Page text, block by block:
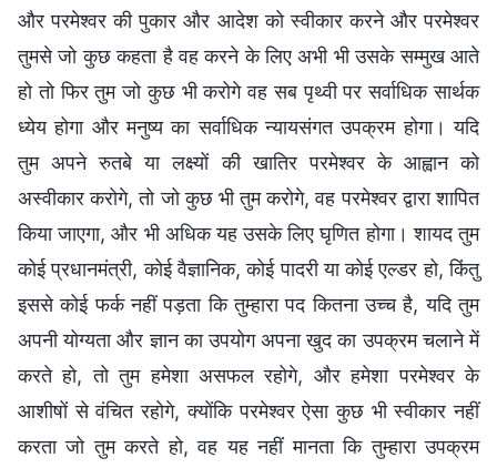
और परमेश्वर की पुकार और आदेश को स्वीकार करने और परमेश्वर
तुमसे जो कुछ कहता है वह करने के लिए अभी भी उसके सम्मुख आते
हो तो फिर तुम जो कुछ भी करोगे वह सब पृथ्वी पर सर्वाधिक सार्थक
ध्येय होगा और मनुष्य का सर्वाधिक न्यायसंगत उपक्रम होगा। यदि
तुम अपने रुतबे या लक्ष्यों की खातिर परमेश्वर के आह्वान को
अस्वीकार करोगे, तो जो कुछ भी तुम करोगे, वह परमेश्वर द्वारा शापित
किया जाएगा, और भी अधिक यह उसके लिए घृणित होगा। शायद तुम
कोई प्रधानमंत्री, कोई वैज्ञानिक, कोई पादरी या कोई एल्डर हो, किंतु
इससे कोई फर्क नहीं पड़ता कि तुम्हारा पद कितना उच्च है, यदि तुम
अपनी योग्यता और ज्ञान का उपयोग अपना खुद का उपक्रम चलाने में
करते हो, तो तुम हमेशा असफल रहोगे, और हमेशा परमेश्वर के
आशीषों से वंचित रहोगे, क्योंकि परमेश्वर ऐसा कुछ भी स्वीकार नहीं
करता जो तुम करते हो, वह यह नहीं मानता कि तुम्हारा उपक्रम